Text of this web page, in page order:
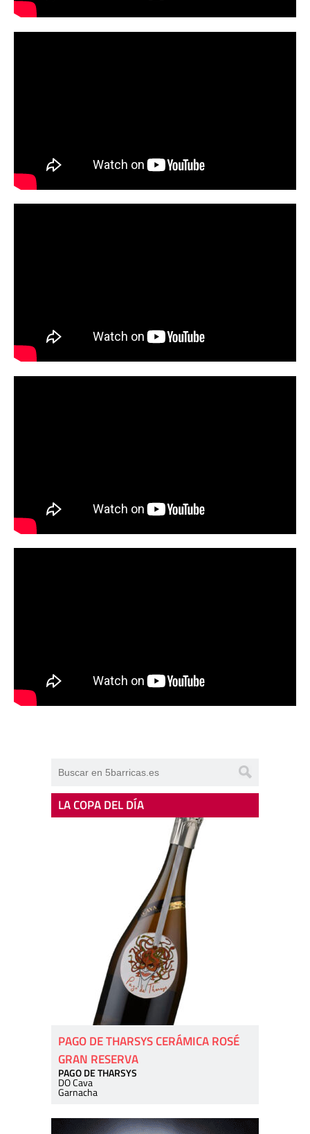
LA COPA DEL DÍA
PAGO DE THARSYS CERÁMICA ROSÉ
GRAN RESERVA
PAGO DE THARSYS
DO Cava
Garnacha